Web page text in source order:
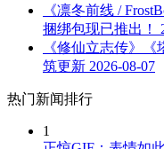
《凛冬前线 /
捆绑包现已推出！
《修仙立志传》
筑更新 2026-08-07
热门新闻排行
1